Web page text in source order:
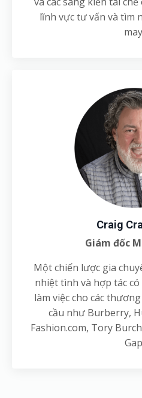
lĩnh vực tư vấn và tìm
Craig
Giám đốc
Một chiến lược gia
nhiệt tình và hợp tác
làm việc cho các
cầu như Burberry,
Fashion.com, Tory